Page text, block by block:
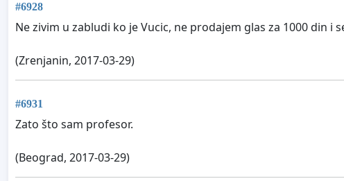
#6928
Ne zivim u zabludi ko je Vucic, ne prodajem glas za 1000 din
(Zrenjanin, 2017-03-29)
#6931
Zato što sam profesor.
(Beograd, 2017-03-29)